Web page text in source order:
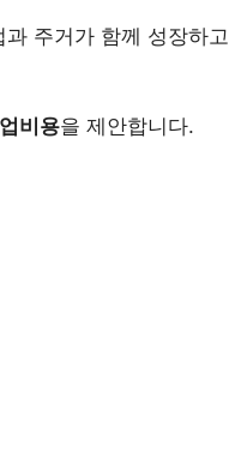
과 주거가 함께 성장하고
비용을 제안합니다.